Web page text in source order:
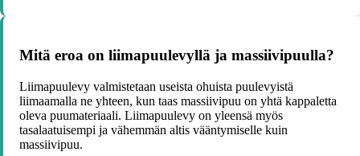
Mitä eroa on liimapuulevyllä ja massiivipuulla?
Liimapuulevy valmistetaan useista ohuista puulevyistä
liimaamalla ne yhteen, kun taas massiivipuu on yhtä kappaletta
oleva puumateriaali. Liimapuulevy on yleensä myös
tasalaatuisempi ja vähemmän altis vääntymiselle kuin
massiivipuu.